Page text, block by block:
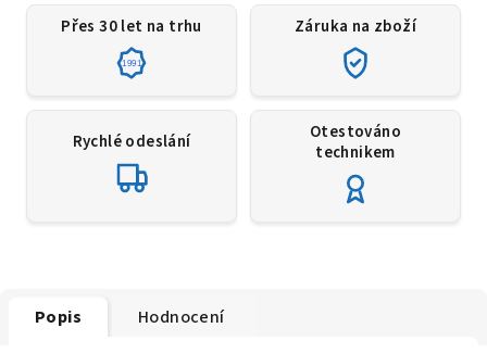
Přes 30 let na trhu
1991
Záruka na zboží
Rychlé odeslání
Otestováno
technikem
Popis Hodnocení